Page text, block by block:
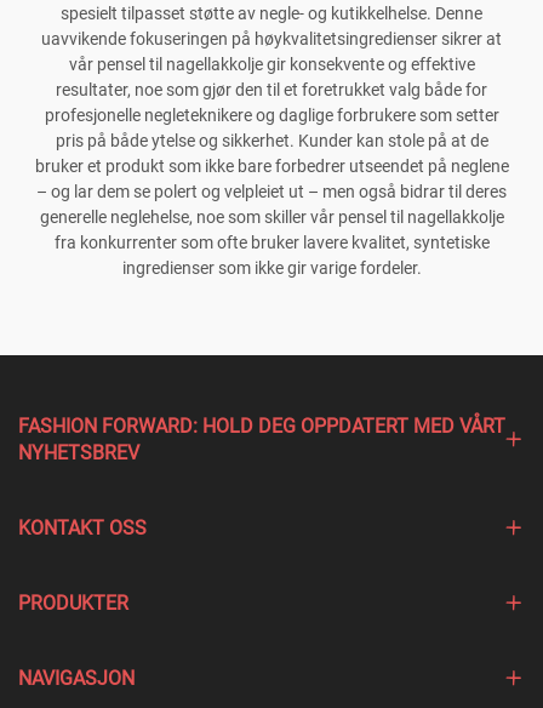
spesielt tilpasset støtte av negle- og kutikkelhelse. Denne
uavvikende fokuseringen på høykvalitetsingredienser sikrer at
vår pensel til nagellakkolje gir konsekvente og effektive
resultater, noe som gjør den til et foretrukket valg både for
profesjonelle negleteknikere og daglige forbrukere som setter
pris på både ytelse og sikkerhet. Kunder kan stole på at de
bruker et produkt som ikke bare forbedrer utseendet på neglene
– og lar dem se polert og velpleiet ut – men også bidrar til deres
generelle neglehelse, noe som skiller vår pensel til nagellakkolje
fra konkurrenter som ofte bruker lavere kvalitet, syntetiske
ingredienser som ikke gir varige fordeler.
FASHION FORWARD: HOLD DEG OPPDATERT MED VÅRT
NYHETSBREV
KONTAKT OSS
PRODUKTER
NAVIGASJON